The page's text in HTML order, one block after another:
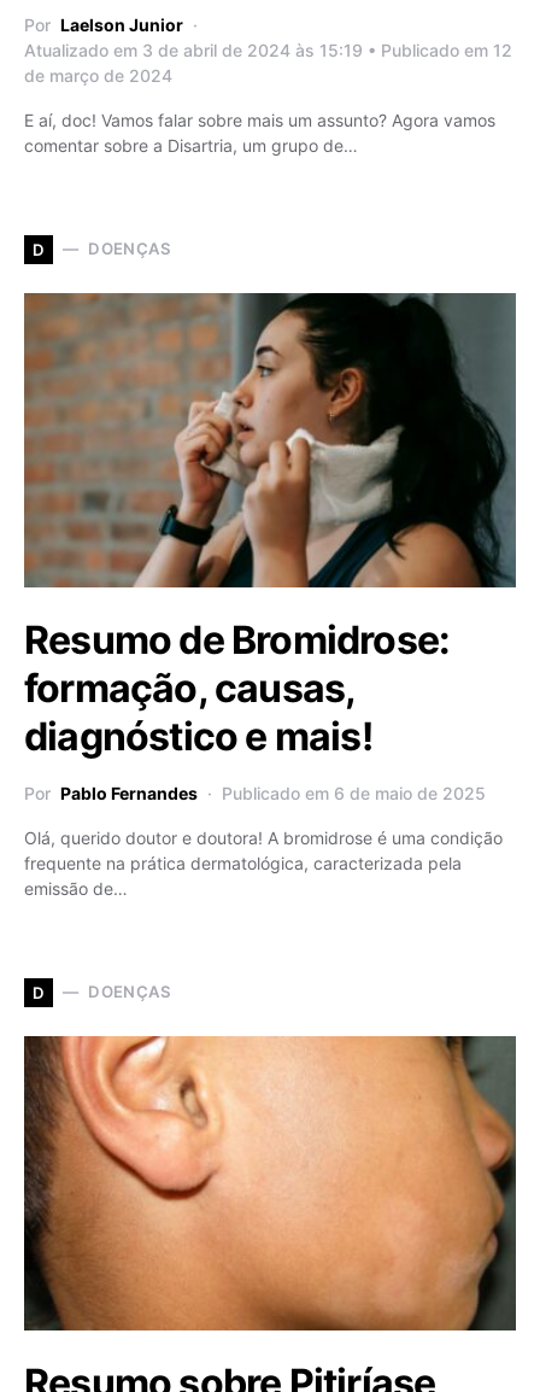
Por Laelson Junior
Atualizado em 3 de abril de 2024 às 15:19 • Publicado em 12
de março de 2024
E aí, doc! Vamos falar sobre mais um assunto? Agora vamos
comentar sobre a Disartria, um grupo de…
D DOENÇAS
Resumo de Bromidrose:
formação, causas,
diagnóstico e mais!
Por Pablo Fernandes Publicado em 6 de maio de 2025
Olá, querido doutor e doutora! A bromidrose é uma condição
frequente na prática dermatológica, caracterizada pela
emissão de…
D DOENÇAS
Resumo sobre Pitiríase